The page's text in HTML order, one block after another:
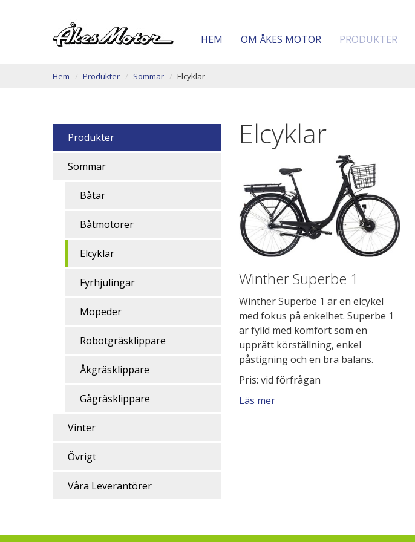
HEM OM ÅKES MOTOR PRODUKTER
Hem Produkter Sommar Elcyklar
Produkter
Sommar
Båtar
Båtmotorer
Elcyklar
Fyrhjulingar
Mopeder
Robotgräsklippare
Åkgräsklippare
Gågräsklippare
Vinter
Övrigt
Våra Leverantörer
Elcyklar
Winther Superbe 1
Winther Superbe 1 är en elcykel
med fokus på enkelhet. Superbe 1
är fylld med komfort som en
upprätt körställning, enkel
påstigning och en bra balans.
Pris: vid förfrågan
Läs mer